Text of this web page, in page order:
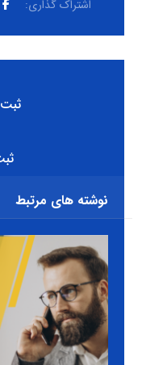
نوشته های مرتبط